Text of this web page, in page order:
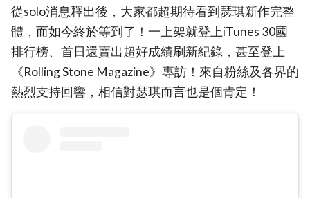
從solo消息釋出後，大家都超期待看到瑟琪新作完整
體，而如今終於等到了！一上架就登上iTunes 30國
排行榜、首日還賣出超好成績刷新紀錄，甚至登上
《Rolling Stone Magazine》專訪！來自粉絲及各界的
熱烈支持回響，相信對瑟琪而言也是個肯定！